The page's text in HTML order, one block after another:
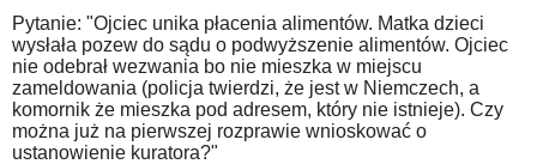
Pytanie: "Ojciec unika płacenia alimentów. Matka dzieci
wysłała pozew do sądu o podwyższenie alimentów. Ojciec
nie odebrał wezwania bo nie mieszka w miejscu
zameldowania (policja twierdzi, że jest w Niemczech, a
komornik że mieszka pod adresem, który nie istnieje). Czy
można już na pierwszej rozprawie wnioskować o
ustanowienie kuratora?"